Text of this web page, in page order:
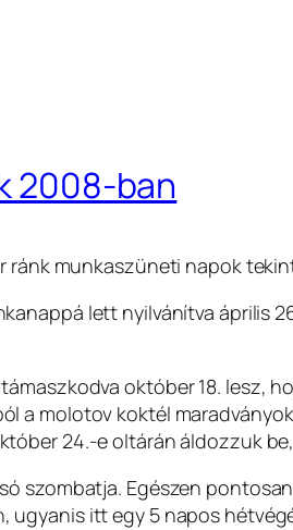
2008-ban
ránk munkaszüneti napok
lett nyilvánítva április
október 18. lesz,
a molotov koktél
24.-e oltárán áldozzuk
szombatja. Egészen
ugyanis itt egy 5 napos